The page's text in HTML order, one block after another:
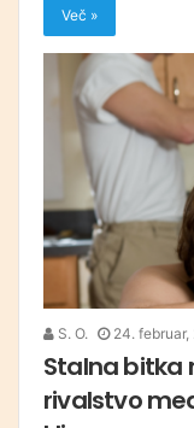
Več »
S. O. 24. februar,
Stalna bitka
rivalstvo